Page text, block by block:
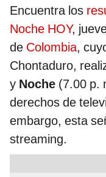
Encuentra los
Noche HOY,
de Colombia,
Chontaduro,
y Noche (7.00 p.
derechos de
embargo, esta
streaming.